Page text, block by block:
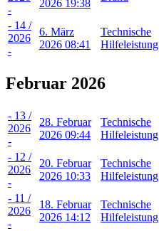
-
2026 19:38
- 14 /
2026
-
6. März
2026 08:41
Technische
Hilfeleistung
Februar 2026
- 13 /
2026
-
28. Februar
2026 09:44
Technische
Hilfeleistung
- 12 /
2026
-
20. Februar
2026 10:33
Technische
Hilfeleistung
- 11 /
2026
-
18. Februar
2026 14:12
Technische
Hilfeleistung